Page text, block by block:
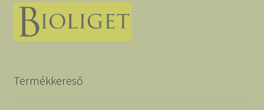
Termékkereső